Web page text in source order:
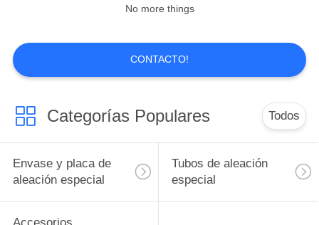
de acero inoxidable
colocación de acero
inoxidable
204
No more things
CONTACTO!
Categorías Populares Todos
Envase y placa de
aleación especial
Tubos de aleación
especial